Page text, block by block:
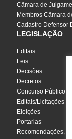
Câmara de
Membros Câmara
Cadastro Defensor
LEGISLAÇÃO
Editais
Leis
Decisões
Decretos
Concurso Público
Editais/Licitações
Eleições
Portarias
Recomendações,